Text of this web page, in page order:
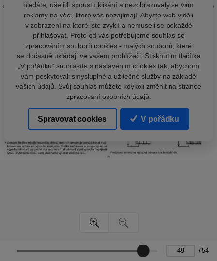
/ 54
hledáte, ušetřili spoustu klikání a nezobrazovaly se vám
reklamy na věci, které vás nezajímají. Abyste web viděli
v zobrazení na které jste zvyklí a nemuseli se pokaždé
přihlašovat. Proto od vás potřebujeme souhlas se
zpracováním souborů cookies - malých souborů, které
se dočasně ukládají ve vašem prohlížeči. Stisknutím tlačítka
„V pořádku“ souhlasíte s nastavením cookies tak, abychom
vám poskytovali smysluplné a užitečné služby na základě
vašich údajů. Svůj souhlas můžete kdykoli změnit na stránce
zpracování osobních údajů.
Spravovat cookies V pořádku